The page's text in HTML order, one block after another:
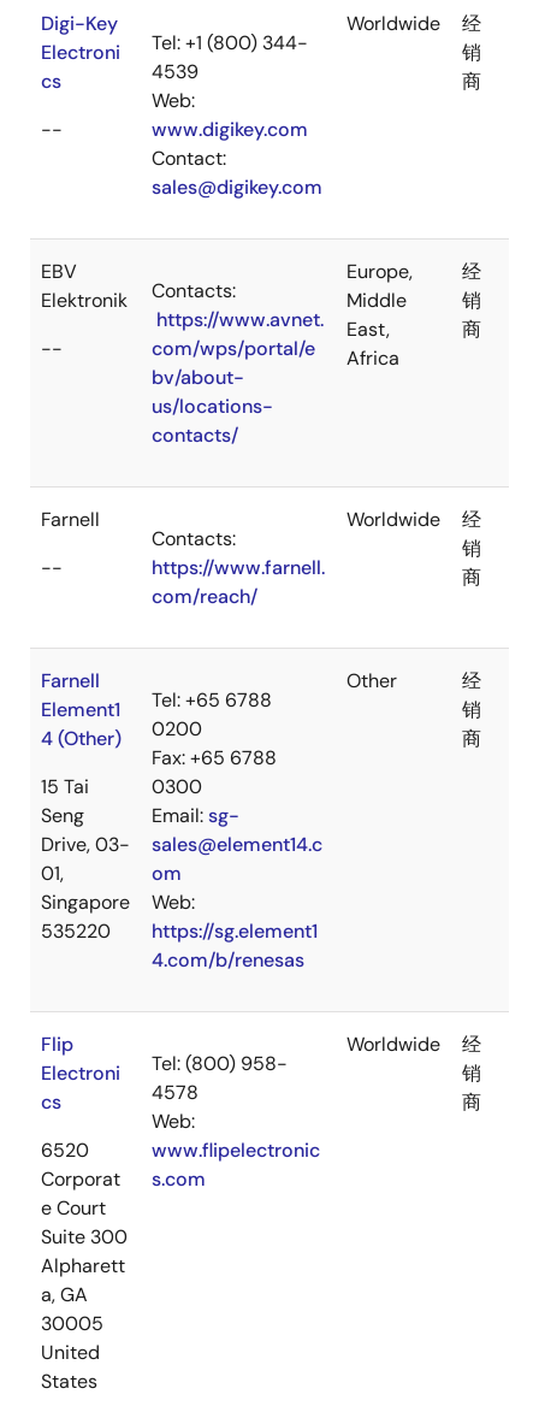
Digi-Key
Electroni
cs
--
Tel: +1 (800) 344-
4539
Web:
www.digikey.com
Contact:
sales@digikey.com
Worldwide
经
销
商
EBV
Elektronik
--
Contacts:
https://www.avnet.
com/wps/portal/e
bv/about-
us/locations-
contacts/
Europe,
Middle
East,
Africa
经
销
商
Farnell
--
Contacts:
https://www.farnell.
com/reach/
Worldwide
经
销
商
Farnell
Element1
4 (Other)
15 Tai
Seng
Drive, 03-
01,
Singapore
535220
Tel: +65 6788
0200
Fax: +65 6788
0300
Email:sg-
sales@element14.c
om
Web:
https://sg.element1
4.com/b/renesas
Other
经
销
商
Flip
Electroni
cs
6520
Corporat
e Court
Suite 300
Alpharett
a, GA
30005
United
States
Tel: (800) 958-
4578
Web:
www.flipelectronic
s.com
Worldwide
经
销
商